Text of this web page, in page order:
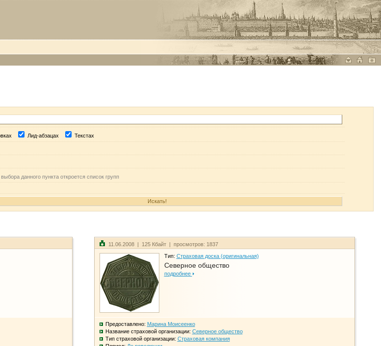
Лид-абзацах Текстах
данного пункта откроется список групп
11.06.2008 | 125 Кбайт | просмотров: 1837
Тип: Страховая доска (оригинальная)
Северное общество
подробнее
Предоставлено: Марина Моисеенко
Название страховой организации: Северное общество
Тип страховой организации: Страховая компания